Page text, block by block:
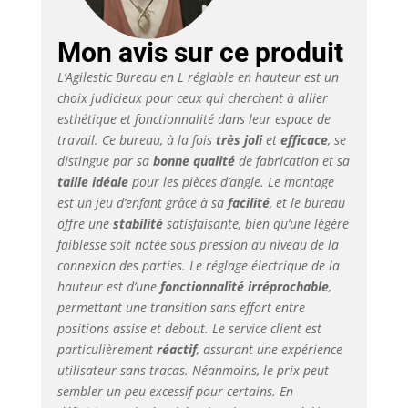
travail et peut être
flexible à n'importe
quel coin de la
maison. Le plateau de
table est fabriqué à
partir de matériaux à
faible teneur en
composés organiques
volatils (COV) et
répond aux normes
nationales de qualité
de l'air. 【Cadre
robuste et moteur
durable】 Le cadre en
acier de qualité
industrielle et la
conception
structurelle en forme
de T permettent à ce
bureau réglable en
Mon avis sur ce produit
L’Agilestic Bureau en L réglable en hauteur est un
choix judicieux pour ceux qui cherchent à allier
esthétique et fonctionnalité dans leur espace de
travail. Ce bureau, à la fois très joliet efficace, se
distingue par sa bonne qualitéde fabrication et sa
taille idéalepour les pièces d’angle. Le montage
est un jeu d’enfant grâce à sa facilité, et le bureau
offre une stabilitésatisfaisante, bien qu’une légère
faiblesse soit notée sous pression au niveau de la
connexion des parties. Le réglage électrique de la
hauteur est d’une fonctionnalité irréprochable,
permettant une transition sans effort entre
positions assise et debout. Le service client est
particulièrement réactif, assurant une expérience
utilisateur sans tracas. Néanmoins, le prix peut
sembler un peu excessif pour certains. En